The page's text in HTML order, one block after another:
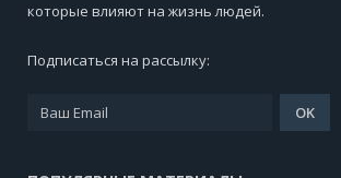
которые влияют на жизнь людей.
Подписаться на рассылку: